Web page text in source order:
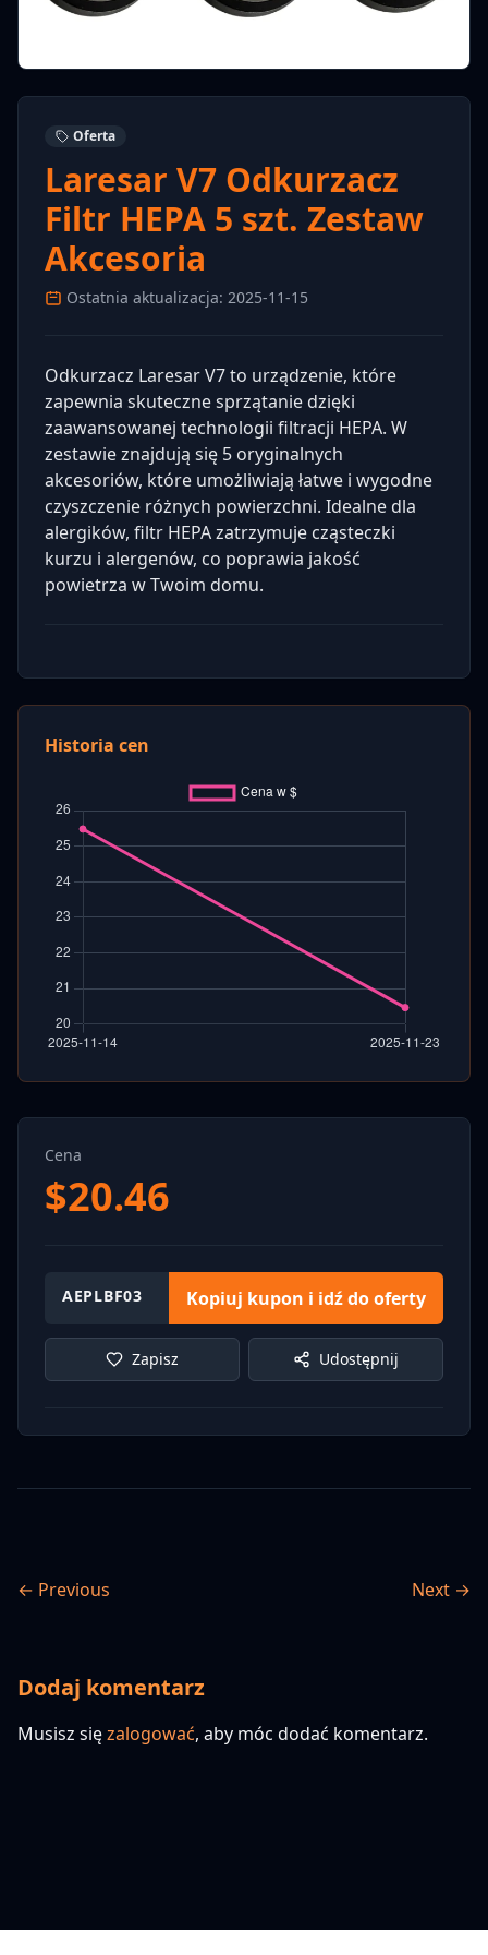
Oferta
Laresar V7 Odkurzacz
Filtr HEPA 5 szt. Zestaw
Akcesoria
Ostatnia aktualizacja: 2025-11-15
Odkurzacz Laresar V7 to urządzenie, które
zapewnia skuteczne sprzątanie dzięki
zaawansowanej technologii filtracji HEPA. W
zestawie znajdują się 5 oryginalnych
akcesoriów, które umożliwiają łatwe i wygodne
czyszczenie różnych powierzchni. Idealne dla
alergików, filtr HEPA zatrzymuje cząsteczki
kurzu i alergenów, co poprawia jakość
powietrza w Twoim domu.
Historia cen
Cena
$20.46
AEPLBF03 Kopiuj kupon i idź do oferty
Zapisz Udostępnij
← Previous Next →
Dodaj komentarz
Musisz sięzalogować, aby móc dodać komentarz.